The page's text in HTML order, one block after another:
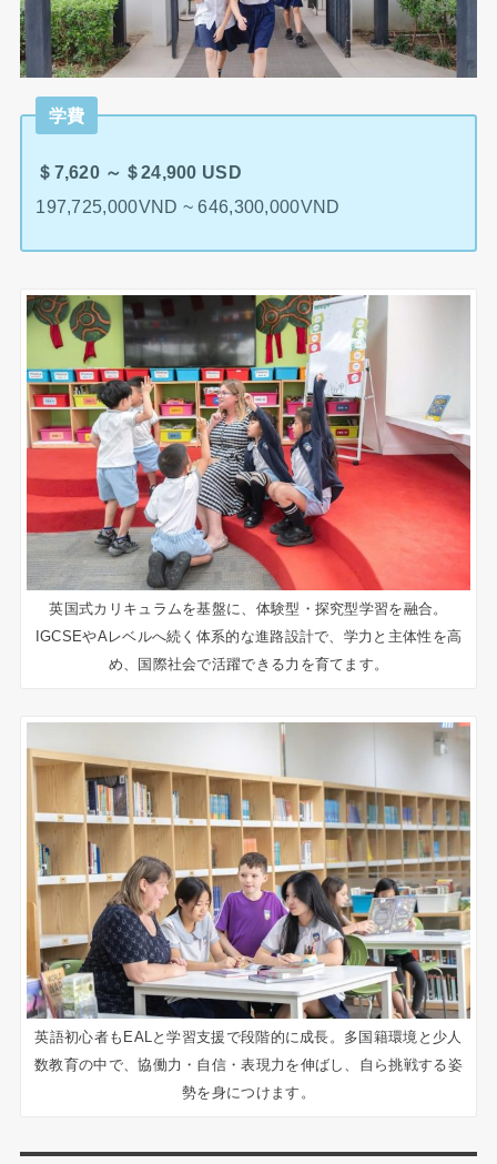
学費
＄7,620 ～＄24,900 USD
197,725,000VND ~ 646,300,000VND
英国式カリキュラムを基盤に、体験型・探究型学習を融合。
IGCSEやAレベルへ続く体系的な進路設計で、学力と主体性を高
め、国際社会で活躍できる力を育てます。
英語初心者もEALと学習支援で段階的に成長。多国籍環境と少人
数教育の中で、協働力・自信・表現力を伸ばし、自ら挑戦する姿
勢を身につけます。